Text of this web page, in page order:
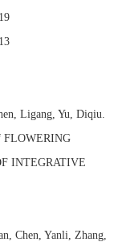
Ligang, Yu, Diqiu.
FLOWERING
INTEGRATIVE
Chen, Yanli, Zhang,